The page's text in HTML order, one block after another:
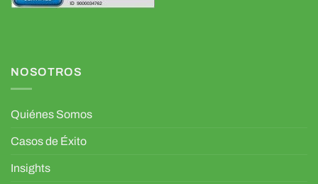
NOSOTROS
Quiénes Somos
Casos de Éxito
Insights